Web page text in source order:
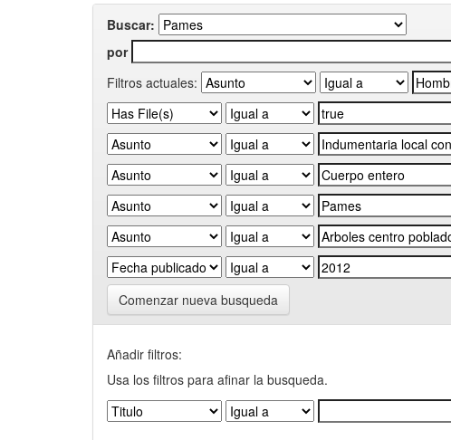
Buscar:
por
Filtros actuales:
Comenzar nueva busqueda
Añadir filtros:
Usa los filtros para afinar la busqueda.